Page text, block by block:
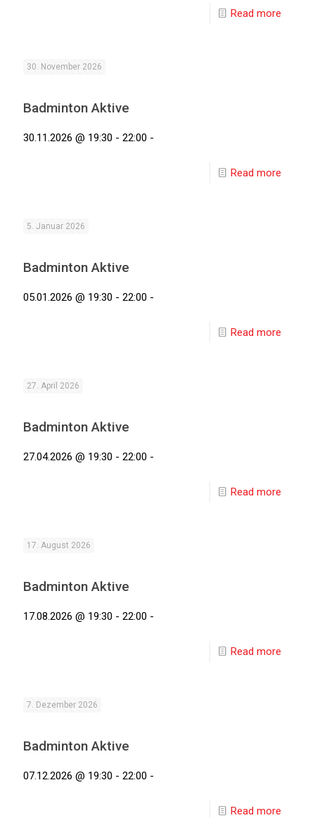
Read more
30. November 2026
Badminton Aktive
30.11.2026 @ 19:30 - 22:00 -
Read more
5. Januar 2026
Badminton Aktive
05.01.2026 @ 19:30 - 22:00 -
Read more
27. April 2026
Badminton Aktive
27.04.2026 @ 19:30 - 22:00 -
Read more
17. August 2026
Badminton Aktive
17.08.2026 @ 19:30 - 22:00 -
Read more
7. Dezember 2026
Badminton Aktive
07.12.2026 @ 19:30 - 22:00 -
Read more